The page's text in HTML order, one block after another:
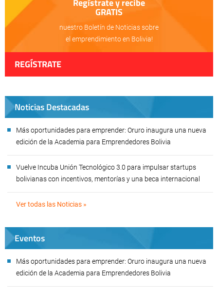
GRATIS
nuestro Boletín de Noticias sobre
el emprendimiento en Bolivia!
REGÍSTRATE
Noticias Destacadas
Más oportunidades para emprender: Oruro inaugura una nueva
edición de la Academia para Emprendedores Bolivia
Vuelve Incuba Unión Tecnológico 3.0 para impulsar startups
bolivianas con incentivos, mentorías y una beca internacional
Ver todas las Noticias »
Eventos
Más oportunidades para emprender: Oruro inaugura una nueva
edición de la Academia para Emprendedores Bolivia